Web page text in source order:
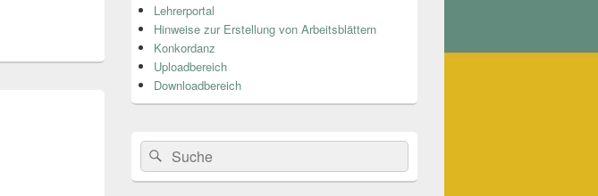
Seitenleisten
Widget-
Bereich
Lehrerportal
Hinweise zur Erstellung von Arbeitsblättern
Konkordanz
Uploadbereich
Downloadbereich
Search
for:
Suche